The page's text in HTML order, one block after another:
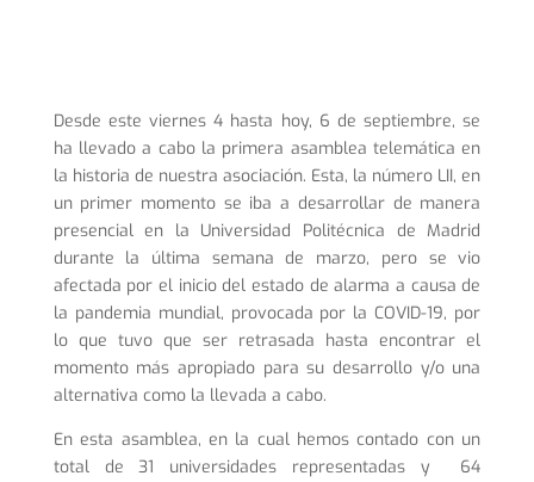
Desde este viernes 4 hasta hoy, 6 de septiembre, se
ha llevado a cabo la primera asamblea telemática en
la historia de nuestra asociación. Esta, la número LII, en
un primer momento se iba a desarrollar de manera
presencial en la Universidad Politécnica de Madrid
durante la última semana de marzo, pero se vio
afectada por el inicio del estado de alarma a causa de
la pandemia mundial, provocada por la COVID-19, por
lo que tuvo que ser retrasada hasta encontrar el
momento más apropiado para su desarrollo y/o una
alternativa como la llevada a cabo.
En esta asamblea, en la cual hemos contado con un
total de 31 universidades representadas y 64